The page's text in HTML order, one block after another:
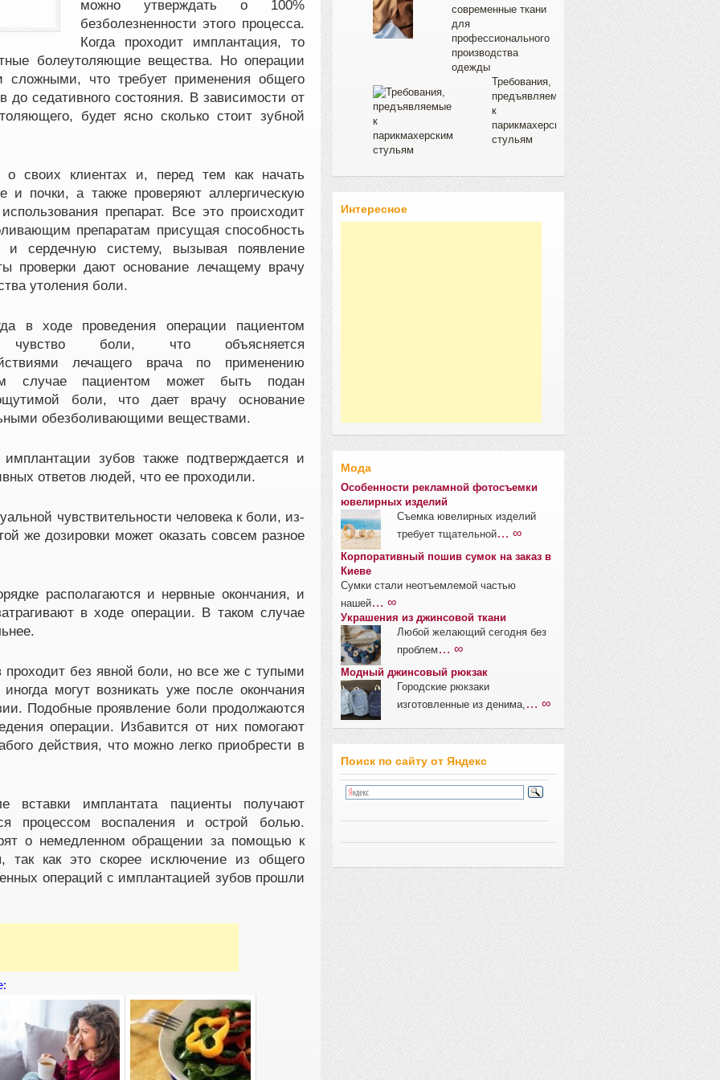
можно утверждать о 100%
безболезненности этого процесса.
Когда проходит имплантация, то
болеутоляющие вещества. Но операции
что требует применения общего
до седативного состояния. В зависимости от
будет ясно сколько стоит зубной
о своих клиентах и, перед тем как начать
и почки, а также проверяют аллергическую
препарат. Все это происходит
препаратам присущая способность
и сердечную систему, вызывая появление
проверки дают основание лечащему врачу
утоления боли.
в ходе проведения операции пациентом
чувство боли, что объясняется
лечащего врача по применению
случае пациентом может быть подан
боли, что дает врачу основание
обезболивающими веществами.
зубов также подтверждается и
ответов людей, что ее проходили.
чувствительности человека к боли, из-
же дозировки может оказать совсем разное
располагаются и нервные окончания, и
в ходе операции. В таком случае
проходит без явной боли, но все же с тупыми
могут возникать уже после окончания
Подобные проявление боли продолжаются
операции. Избавится от них помогают
действия, что можно легко приобрести в
вставки имплантата пациенты получают
процессом воспаления и острой болью.
о немедленном обращении за помощью к
так как это скорее исключение из общего
операций с имплантацией зубов прошли
современные ткани
для
профессионального
производства
одежды
Требования,
предъявляемые
к
парикмахерским
стульям
Интересное
Мода
Особенности рекламной фотосъемки
ювелирных изделий
Съемка ювелирных изделий
требует тщательной… ∞
Корпоративный пошив сумок на заказ в
Киеве
Сумки стали неотъемлемой частью
нашей… ∞
Украшения из джинсовой ткани
Любой желающий сегодня без
проблем … ∞
Модный джинсовый рюкзак
Городские рюкзаки
изготовленные из денима, … ∞
Поиск по сайту от Яндекс